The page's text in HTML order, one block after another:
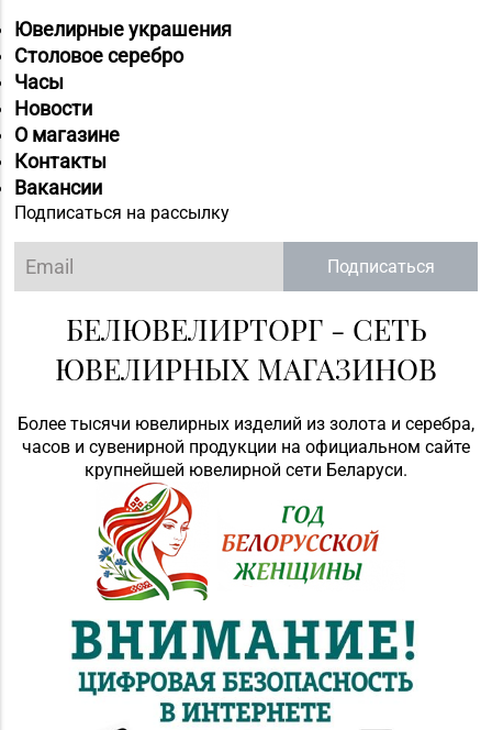
Ювелирные украшения
Столовое серебро
Часы
Новости
О магазине
Контакты
Вакансии
Подписаться на рассылку
Подписаться
БЕЛЮВЕЛИРТОРГ - СЕТЬ
ЮВЕЛИРНЫХ МАГАЗИНОВ
Более тысячи ювелирных изделий из золота и серебра,
часов и сувенирной продукции на официальном сайте
крупнейшей ювелирной сети Беларуси.